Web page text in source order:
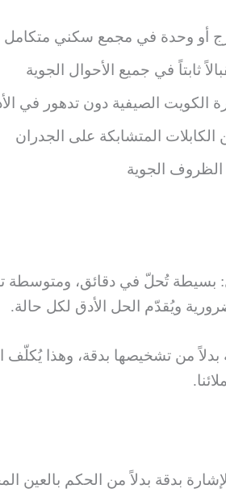
أو وحدة في مجمع سكني متكامل
ثابتاً في جميع الأحوال الجوية
الكويت الصيفية دون تدهور في
المتشابكة على الجدران
الظروف الجوية
تُحلّ في دقائق، ومتوسطة
ويُقدّم الحل الأدق لكل حالة.
بدلاً من تشخيصها بدقة، وهذا
بدقة بدلاً من الحكم بالعين